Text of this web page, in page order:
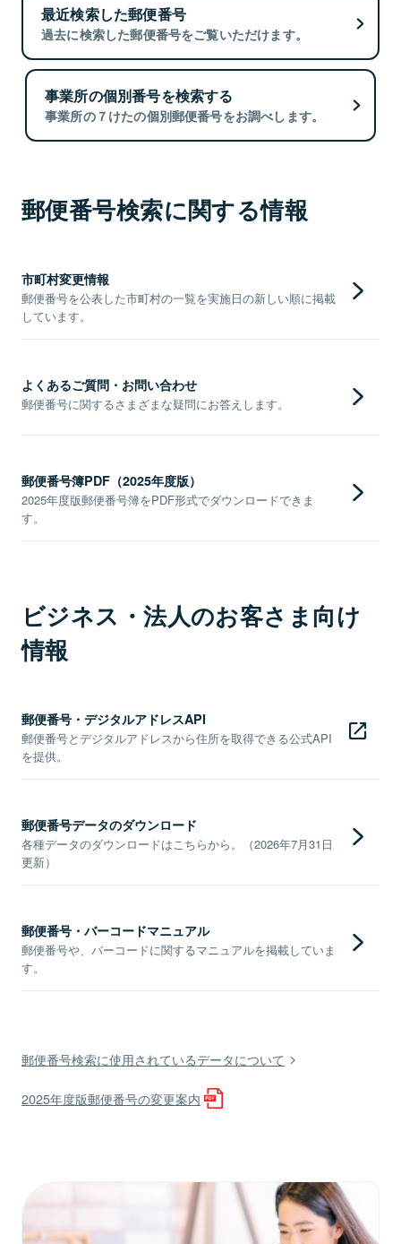
最近検索した郵便番号
過去に検索した郵便番号をご覧いただけます。
事業所の個別番号を検索する
事業所の７けたの個別郵便番号をお調べします。
郵便番号検索に関する情報
市町村変更情報
郵便番号を公表した市町村の一覧を実施日の新しい順に掲載
しています。
よくあるご質問・お問い合わせ
郵便番号に関するさまざまな疑問にお答えします。
郵便番号簿PDF（2025年度版）
2025年度版郵便番号簿をPDF形式でダウンロードできま
す。
ビジネス・法人のお客さま向け
情報
郵便番号・デジタルアドレスAPI
郵便番号とデジタルアドレスから住所を取得できる公式API
を提供。
郵便番号データのダウンロード
各種データのダウンロードはこちらから。（2026年7月31日
更新）
郵便番号・バーコードマニュアル
郵便番号や、バーコードに関するマニュアルを掲載していま
す。
郵便番号検索に使用されているデータについて
2025年度版郵便番号の変更案内